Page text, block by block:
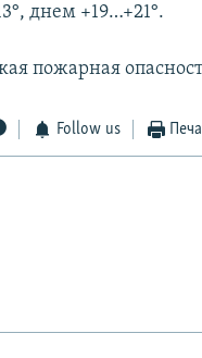
днем +19…+21°.
пожарная
Follow us